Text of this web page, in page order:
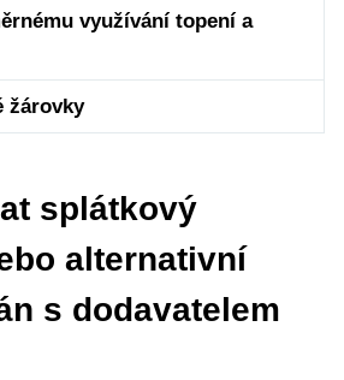
využívání topení a
žárovky
splátkový
alternativní
s dodavatelem